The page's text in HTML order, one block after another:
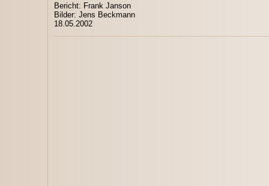
Bericht: Frank Janson
Bilder: Jens Beckmann
18.05.2002